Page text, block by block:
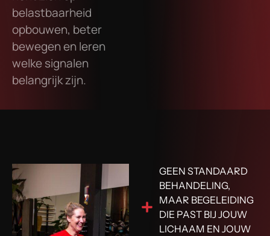
belastbaarheid
opbouwen, beter
bewegen en leren
welke signalen
belangrijk zijn.
GEEN STANDAARD
BEHANDELING,
MAAR BEGELEIDING
DIE PAST BIJ JOUW
LICHAAM EN JOUW